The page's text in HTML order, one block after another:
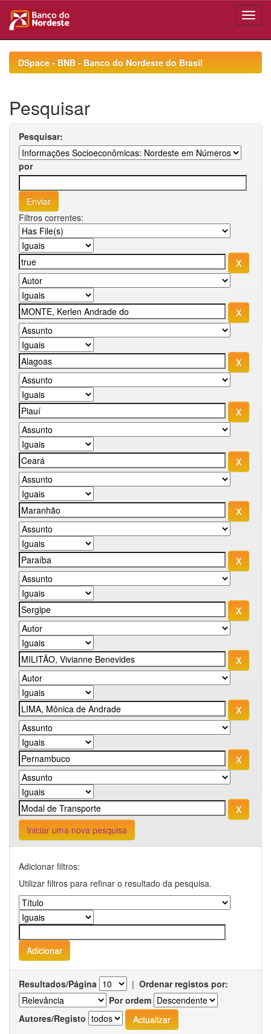
navigationDSpace - BNB - Banco do Nordeste do Brasil
Pesquisar
Pesquisar:
por
Filtros correntes:
Iniciar uma nova pesquisa
Adicionar filtros:
Utilizar filtros para refinar o resultado da pesquisa.
Resultados/Página | Ordenar registos por:
Por ordem
Autores/Registo